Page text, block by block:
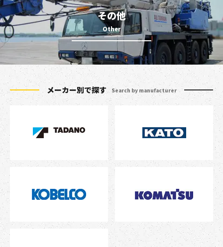
その他
メーカー別で探す Search by manufacturer